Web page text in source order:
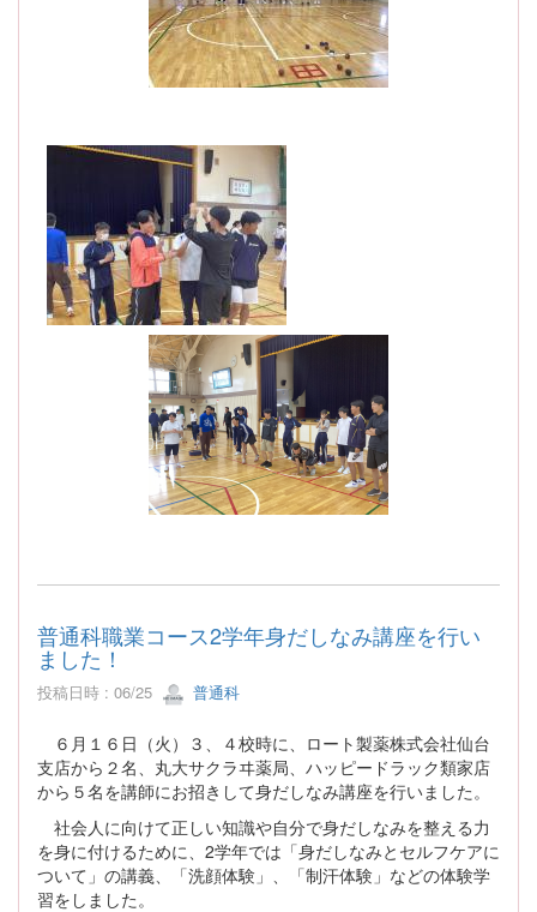
普通科職業コース2学年身だしなみ講座を行い
ました！
投稿日時 : 06/25 普通科
６月１６日（火）３、４校時に、ロート製薬株式会社仙台
支店から２名、丸大サクラヰ薬局、ハッピードラック類家店
から５名を講師にお招きして身だしなみ講座を行いました。
社会人に向けて正しい知識や自分で身だしなみを整える力
を身に付けるために、2学年では「身だしなみとセルフケアに
ついて」の講義、「洗顔体験」、「制汗体験」などの体験学
習をしました。